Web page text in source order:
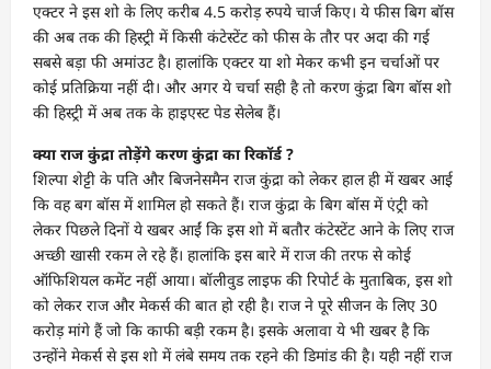
एक्टर ने इस शो के लिए करीब 4.5 करोड़ रुपये चार्ज किए। ये फीस बिग बॉस
की अब तक की हिस्ट्री में किसी कंटेस्टेंट को फीस के तौर पर अदा की गई
सबसे बड़ा फी अमांउट है। हालांकि एक्टर या शो मेकर कभी इन चर्चाओं पर
कोई प्रतिक्रिया नहीं दी। और अगर ये चर्चा सही है तो करण कुंद्रा बिग बॉस शो
की हिस्ट्री में अब तक के हाइएस्ट पेड सेलेब हैं।
क्या राज कुंद्रा तोड़ेंगे करण कुंद्रा का रिकॉर्ड ?
शिल्पा शेट्टी के पति और बिजनेसमैन राज कुंद्रा को लेकर हाल ही में खबर आई
कि वह बग बॉस में शामिल हो सकते हैं। राज कुंद्रा के बिग बॉस में एंट्री को
लेकर पिछले दिनों ये खबर आईं कि इस शो में बतौर कंटेस्टेंट आने के लिए राज
अच्छी खासी रकम ले रहे हैं। हालांकि इस बारे में राज की तरफ से कोई
ऑफिशियल कमेंट नहीं आया। बॉलीवुड लाइफ की रिपोर्ट के मुताबिक, इस शो
को लेकर राज और मेकर्स की बात हो रही है। राज ने पूरे सीजन के लिए 30
करोड़ मांगे हैं जो कि काफी बड़ी रकम है। इसके अलावा ये भी खबर है कि
उन्होंने मेकर्स से इस शो में लंबे समय तक रहने की डिमांड की है। यही नहीं राज